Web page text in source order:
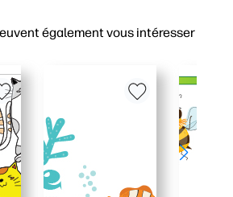
également vous intéresser